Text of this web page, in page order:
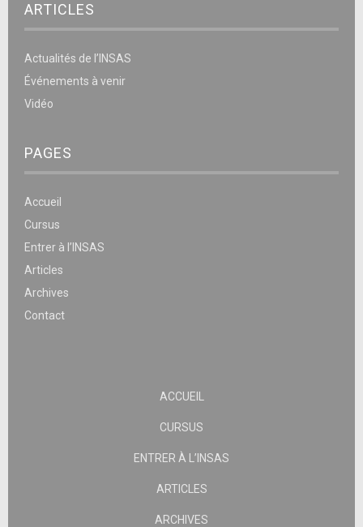
ARTICLES
Actualités de l’INSAS
Événements à venir
Vidéo
PAGES
Accueil
Cursus
Entrer à l’INSAS
Articles
Archives
Contact
ACCUEIL
CURSUS
ENTRER À L’INSAS
ARTICLES
ARCHIVES